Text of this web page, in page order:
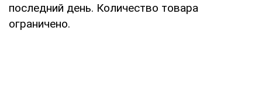
последний день. Количество товара
ограничено.